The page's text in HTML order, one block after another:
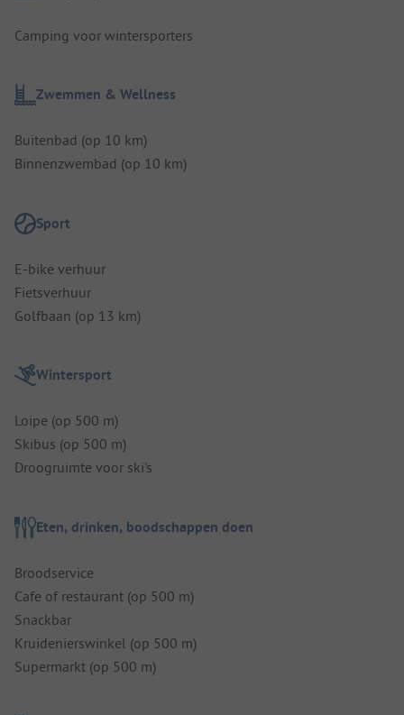
Camping voor wintersporters
Zwemmen & Wellness
Buitenbad (op 10 km)
Binnenzwembad (op 10 km)
Sport
E-bike verhuur
Fietsverhuur
Golfbaan (op 13 km)
Wintersport
Loipe (op 500 m)
Skibus (op 500 m)
Droogruimte voor ski's
Eten, drinken, boodschappen doen
Broodservice
Cafe of restaurant (op 500 m)
Snackbar
Kruidenierswinkel (op 500 m)
Supermarkt (op 500 m)